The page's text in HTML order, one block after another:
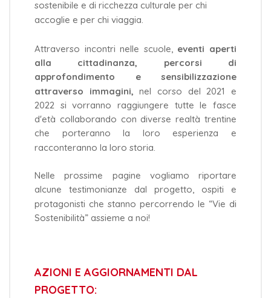
sostenibile e di ricchezza culturale per chi
accoglie e per chi viaggia.
Attraverso incontri nelle scuole, eventi aperti
alla cittadinanza, percorsi di
approfondimento e sensibilizzazione
attraverso immagini,nel corso del 2021 e
2022 si vorranno raggiungere tutte le fasce
d'età collaborando con diverse realtà trentine
che porteranno la loro esperienza e
racconteranno la loro storia.
Nelle prossime pagine vogliamo riportare
alcune testimonianze dal progetto, ospiti e
protagonisti che stanno percorrendo le “Vie di
Sostenibilità” assieme a noi!
AZIONI E AGGIORNAMENTI DAL
PROGETTO: